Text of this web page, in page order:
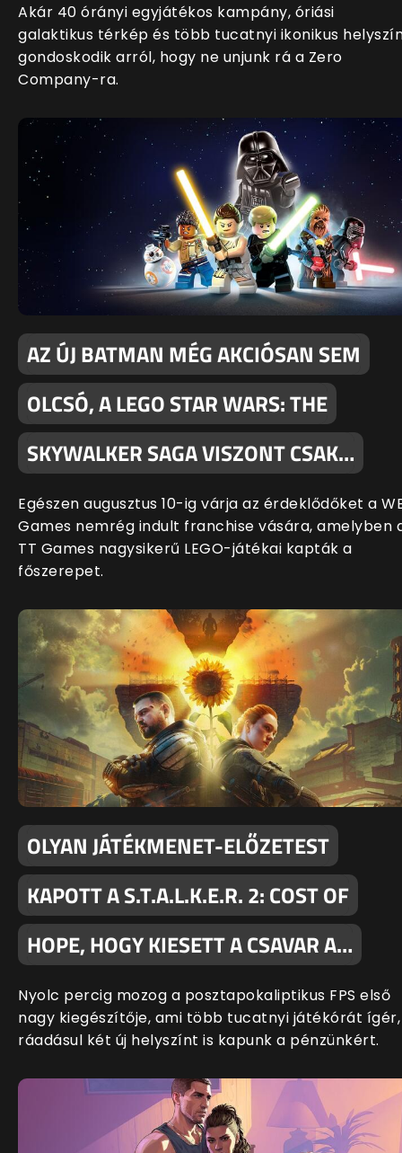
Akár 40 órányi egyjátékos kampány, óriási
galaktikus térkép és több tucatnyi ikonikus
gondoskodik arról, hogy ne unjunk rá a Zero
Company-ra.
AZ ÚJ BATMAN MÉG AKCIÓSAN SEM
OLCSÓ, A LEGO STAR WARS: THE
SKYWALKER SAGA VISZONT CSAK…
Egészen augusztus 10-ig várja az érdeklődőket a
Games nemrég indult franchise vására, amelyben
TT Games nagysikerű LEGO-játékai kapták a
főszerepet.
OLYAN JÁTÉKMENET-ELŐZETEST
KAPOTT A S.T.A.L.K.E.R. 2: COST OF
HOPE, HOGY KIESETT A CSAVAR A…
Nyolc percig mozog a posztapokaliptikus FPS első
nagy kiegészítője, ami több tucatnyi játékórát ígér,
ráadásul két új helyszínt is kapunk a pénzünkért.